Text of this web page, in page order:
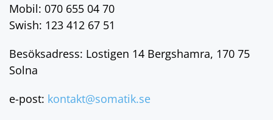
Mobil: 070 655 04 70
Swish: 123 412 67 51
Besöksadress: Lostigen 14 Bergshamra, 170 75
Solna
e-post: kontakt@somatik.se